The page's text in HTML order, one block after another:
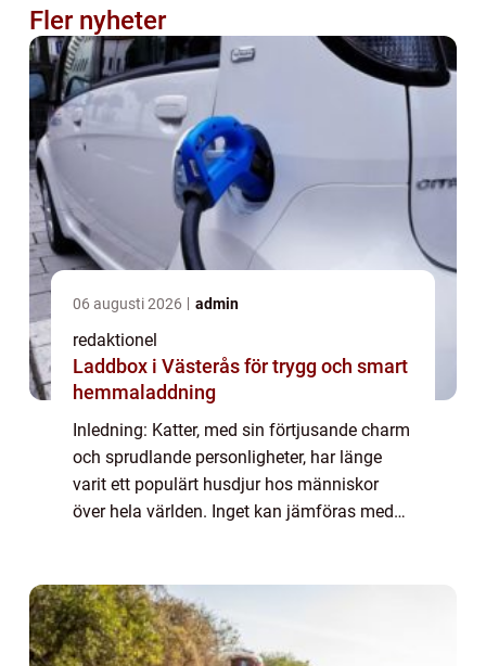
Fler nyheter
06 augusti 2026 admin
redaktionel
Laddbox i Västerås för trygg och smart
hemmaladdning
Inledning: Katter, med sin förtjusande charm
och sprudlande personligheter, har länge
varit ett populärt husdjur hos människor
över hela världen. Inget kan jämföras med